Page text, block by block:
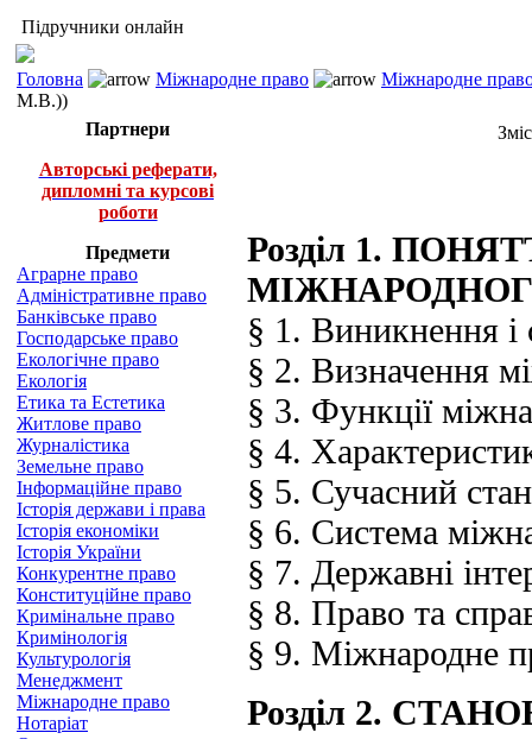
Підручники онлайн
Головна Міжнародне право
Міжнародне
М.В.))
Партнери
Авторські реферати,
дипломні та курсові
роботи
Предмети
Аграрне право
Адміністративне право
Банківське право
Господарське право
Екологічне право
Екологія
Етика та Естетика
Житлове право
Журналістика
Земельне право
Інформаційне право
Історія держави і права
Історія економіки
Історія України
Конкурентне право
Конституційне право
Кримінальне право
Кримінологія
Культурологія
Менеджмент
Міжнародне право
Нотаріат
Розділ 1.
§ 1. Виникнення і
§ 2. Визначення
§ 3. Функції
§ 4.
§ 5. Сучасний
§ 6. Система
§ 7. Державні
§ 8. Право та
§ 9. Міжнародне
Розділ 2.